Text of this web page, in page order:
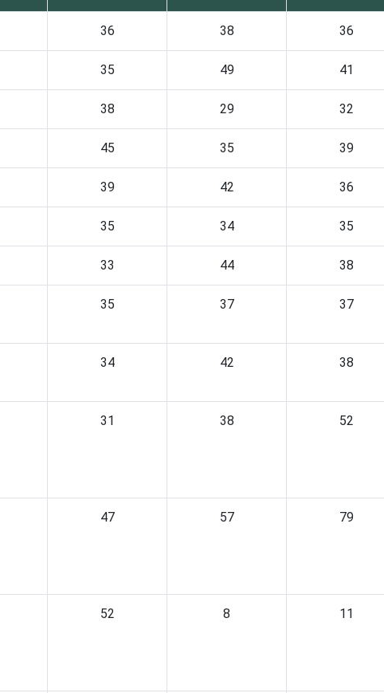
36 38 36
35 49 41
38 29 32
45 35 39
39 42 36
35 34 35
33 44 38
35 37 37
34 42 38
31 38 52
47 57 79
52 8 11